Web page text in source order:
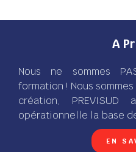
A
Nous ne sommes
formation ! Nous
création,
opérationnelle la base
EN